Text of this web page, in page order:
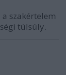
a szakértelem
túlsúly.